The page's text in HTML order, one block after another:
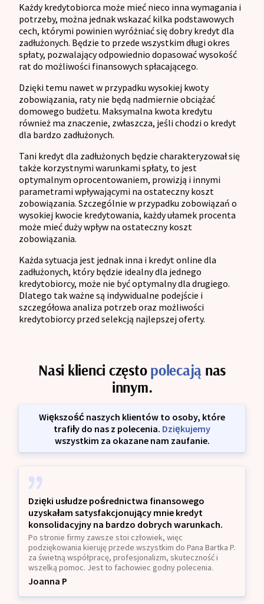
Każdy kredytobiorca może mieć nieco inna wymagania i
potrzeby, można jednak wskazać kilka podstawowych
cech, którymi powinien wyróżniać się dobry kredyt dla
zadłużonych. Będzie to przede wszystkim długi okres
spłaty, pozwalający odpowiednio dopasować wysokość
rat do możliwości finansowych spłacającego.
Dzięki temu nawet w przypadku wysokiej kwoty
zobowiązania, raty nie będą nadmiernie obciążać
domowego budżetu. Maksymalna kwota kredytu
również ma znaczenie, zwłaszcza, jeśli chodzi o kredyt
dla bardzo zadłużonych.
Tani kredyt dla zadłużonych będzie charakteryzował się
także korzystnymi warunkami spłaty, to jest
optymalnym oprocentowaniem, prowizją i innymi
parametrami wpływającymi na ostateczny koszt
zobowiązania. Szczególnie w przypadku zobowiązań o
wysokiej kwocie kredytowania, każdy ułamek procenta
może mieć duży wpływ na ostateczny koszt
zobowiązania.
Każda sytuacja jest jednak inna i kredyt online dla
zadłużonych, który będzie idealny dla jednego
kredytobiorcy, może nie być optymalny dla drugiego.
Dlatego tak ważne są indywidualne podejście i
szczegółowa analiza potrzeb oraz możliwości
kredytobiorcy przed selekcją najlepszej oferty.
Nasi klienci częstopolecają nas
innym.
Większość naszych klientów to osoby, które
trafiły do nas z polecenia. Dziękujemy
wszystkim za okazane nam zaufanie.
Dzięki usłudze pośrednictwa finansowego
uzyskałam satysfakcjonujący mnie kredyt
konsolidacyjny na bardzo dobrych warunkach.
Po stronie firmy zawsze stoi człowiek, więc
podziękowania kieruję przede wszystkim do Pana Bartka P.
za świetną współpracę, profesjonalizm, skuteczność i
wszelką pomoc. Jest to fachowiec godny polecenia.
Joanna P